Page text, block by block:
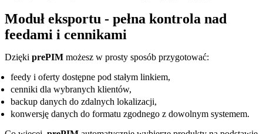
Moduł eksportu - pełna kontrola nad
feedami i cennikami
Dzięki prePIM możesz w prosty sposób przygotować:
feedy i oferty dostępne pod stałym linkiem,
cenniki dla wybranych klientów,
backup danych do zdalnych lokalizacji,
konwersję danych do formatu zgodnego z dowolnym systemem.